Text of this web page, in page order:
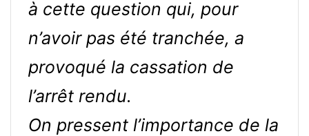
à cette question qui, pour
n’avoir pas été tranchée, a
provoqué la cassation de
l’arrêt rendu.
On pressent l’importance de la